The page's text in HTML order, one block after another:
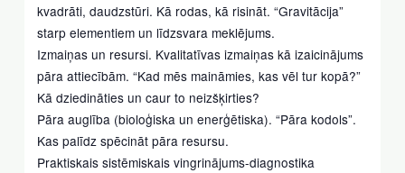
kvadrāti, daudzstūri. Kā rodas, kā risināt. “Gravitācija”
starp elementiem un līdzsvara meklējums.
Izmaiņas un resursi. Kvalitatīvas izmaiņas kā izaicinājums
pāra attiecībām. “Kad mēs maināmies, kas vēl tur kopā?”
Kā dziedināties un caur to neizšķirties?
Pāra auglība (bioloģiska un enerģētiska). “Pāra kodols”.
Kas palīdz spēcināt pāra resursu.
Praktiskais sistēmiskais vingrinājums-diagnostika